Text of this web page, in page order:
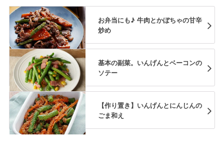
お弁当にも♪ 牛肉とかぼちゃの甘辛
炒め
基本の副菜。いんげんとベーコンの
ソテー
【作り置き】いんげんとにんじんの
ごま和え